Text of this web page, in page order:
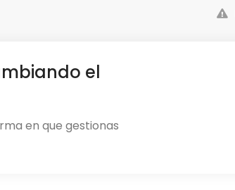
el
en que gestionas